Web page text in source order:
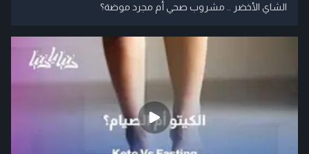
الشاي الأخضر .. مشروب صحي أم مجرد موضة؟